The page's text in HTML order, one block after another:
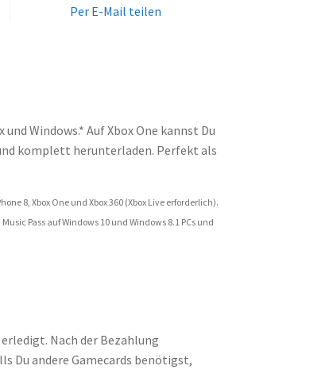
Per E-Mail teilen
Windows.* Auf Xbox One kannst Du
komplett herunterladen. Perfekt als
8, Xbox One und Xbox 360 (Xbox Live erforderlich).
Pass auf Windows 10 und Windows 8.1 PCs und
Nach der Bezahlung
Du andere Gamecards benötigst,